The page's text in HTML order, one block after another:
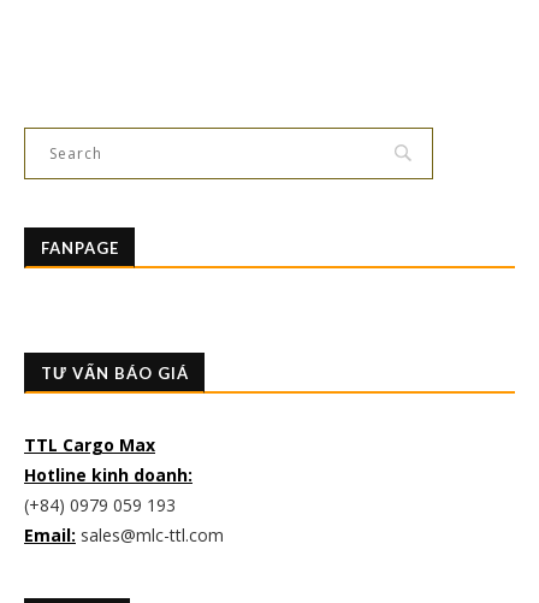
FANPAGE
TƯ VẤN BÁO GIÁ
TTL Cargo Max
Hotline kinh doanh:
(+84) 0979 059 193
Email: sales@mlc-ttl.com